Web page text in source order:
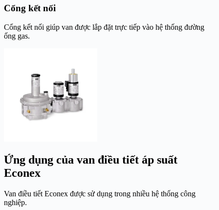
Cổng kết nối
Cổng kết nối giúp van được lắp đặt trực tiếp vào hệ thống đường
ống gas.
Ứng dụng của van điều tiết áp suất
Econex
Van điều tiết Econex được sử dụng trong nhiều hệ thống công
nghiệp.